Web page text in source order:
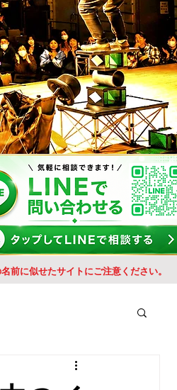
前に似せたサイトにご注意ください。